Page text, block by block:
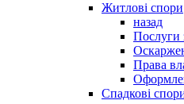
Житлові спори
назад
Послуги
Права
Спадкові